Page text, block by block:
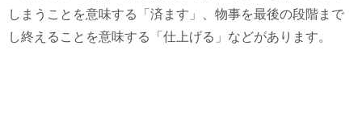
しまうことを意味する「済ます」、物事を最後の段階まで
し終えることを意味する「仕上げる」などがあります。